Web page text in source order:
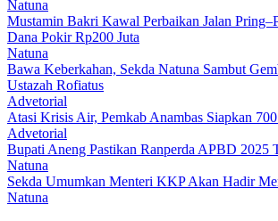
Natuna
Mustamin Bakri Kawal Perbaikan Jalan
Dana Pokir Rp200 Juta
Natuna
Bawa Keberkahan, Sekda Natuna Sambut
Ustazah Rofiatus
Advetorial
Atasi Krisis Air, Pemkab Anambas Siapkan
Advetorial
Bupati Aneng Pastikan Ranperda APBD 2025
Natuna
Sekda Umumkan Menteri KKP Akan Hadir
Natuna